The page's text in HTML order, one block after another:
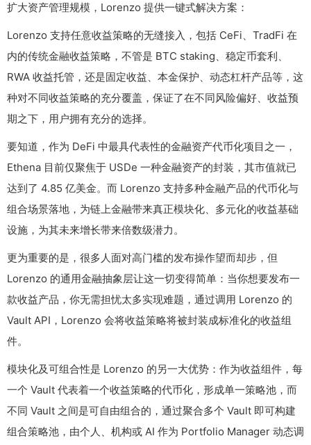
扩大资产管理规模，Lorenzo 提供一键式解决方案：
Lorenzo 支持任意收益策略的无缝接入，包括 CeFi、TradFi 在
内的传统金融收益策略，不管是 BTC staking、稳定币套利、
RWA 收益托管，还是固定收益、本金保护、动态杠杆产品等，这
种对不同收益策略的充分覆盖，保证了在不同风险偏好、收益预
期之下，用户拥有充分的选择。
要知道，作为 DeFi 中最具代表性的金融资产代币化项目之一，
Ethena 目前仅聚焦于 USDe 一种金融资产的封装，其市值就已
达到了 4.85 亿美金。而 Lorenzo 支持多种金融产品的代币化与
组合场景落地，为链上金融带来真正模块化、多元化的收益基础
设施，为其未来增长带来倍数级潜力。
更为重要的是，很多人面对高门槛的发布操作望而却步，但
Lorenzo 的通用金融抽象层让这一切变得简单：当你想要发布一
款收益产品，你无需担忧太多实现难题，通过调用 Lorenzo 的
Vault API，Lorenzo 会将收益策略将被封装成标准化的收益组
件。
模块化及可组合性是 Lorenzo 的另一大优势：作为收益组件，每
一个 Vault 代表着一个收益策略的代币化，形成单一策略池，而
不同 Vault 之间是可自由组合的，通过聚合多个 Vault 即可构建
组合策略池，由个人、机构或 AI 作为 Portfolio Manager 动态调